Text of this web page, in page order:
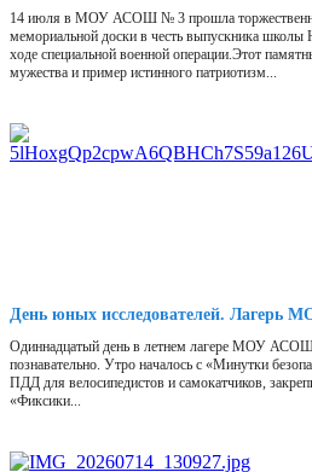
14 июля в МОУ АСОШ № 3 прошла
мемориальной доски в честь выпускника
ходе специальной военной операции.Этот
мужества и пример истинного патриотизм...
День юных исследователей.
Одиннадцатый день в летнем лагере МОУ
познавательно. Утро началось с «Минутки
ПДД для велосипедистов и самокатчиков,
«Фиксики...